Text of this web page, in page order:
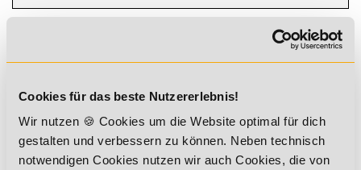
Cookies für das beste Nutzererlebnis!
Wir nutzen 🍪 Cookies um die Website optimal für dich
gestalten und verbessern zu können. Neben technisch
notwendigen Cookies nutzen wir auch Cookies, die von
Du möchtest mehr über dieses Thema erfahren?Dann
Ausdauertraining, Faktoren des Ausdauersports, Tests und
Trainingsplanung im Ausdauersport, Leistungsdiagnostik im
Ausdauersport und Trainingsplanung im Ausdauersport
behandelt werden.